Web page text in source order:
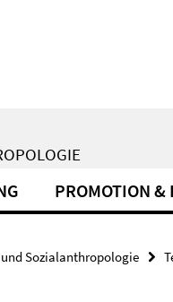
PROMOTION &
Sozialanthropologie